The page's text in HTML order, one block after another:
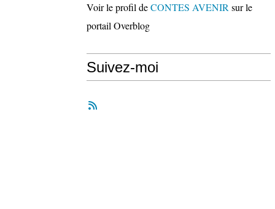
Voir le profil deCONTES AVENIR sur le
portail Overblog
Suivez-moi